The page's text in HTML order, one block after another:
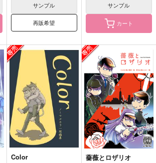
サンプル
再販希望
サンプル
カート
Color
薔薇とロザリオ